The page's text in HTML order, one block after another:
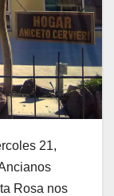
21,
Rosa nos